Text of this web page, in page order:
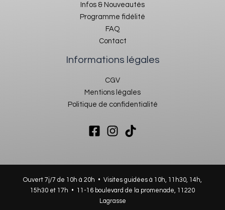
Infos & Nouveautés
Programme fidélité
FAQ
Contact
Informations légales
CGV
Mentions légales
Politique de confidentialité
Ouvert 7j/7 de 10h à 20h • Visites guidées à 10h, 11h30, 14h,
15h30 et 17h • 11-16 boulevard de la promenade, 11220
Lagrasse